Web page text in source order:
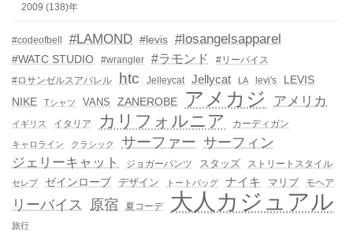
2009 (138)年
#codeofbell #LAMOND #levis #losangelsapparel
#WATC STUDIO #wrangler #ラモンド
#リーバイス
#ロサンゼルスアパレル
htc Jelleycat Jellycat LA levi's
LEVIS
NIKE
Tシャツ VANS ZANEROBE アメカジ アメリカ
イギリス イタリア カリフォルニア カーディガン
キャロライン クラシック サーファー サーフィン
ジェリーキャット
ジョガーパンツ スタッズ ストリートスタイル
セレブ ゼインローブ デザイン トートバッグ ナイキ マリブ モヘア
リーバイス 原宿 夏コーデ 大人カジュアル
旅行